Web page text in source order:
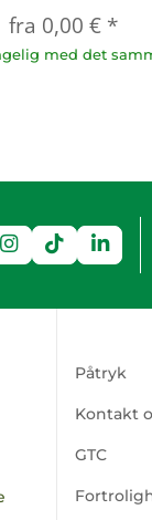
fra 0,00 € *
med det
Påtryk
Kontakt
GTC